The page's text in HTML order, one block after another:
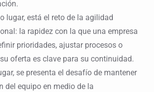
lugar, está el reto de la agilidad
la rapidez con la que una empresa
prioridades, ajustar procesos o
oferta es clave para su continuidad.
se presenta el desafío de mantener
del equipo en medio de la